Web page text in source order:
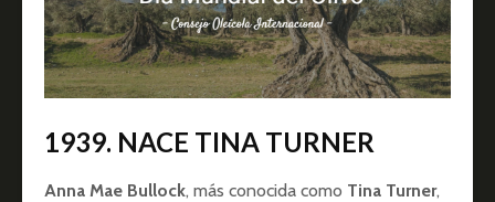
1939. NACE TINA TURNER
Anna Mae Bullock, más conocida como Tina Turner,